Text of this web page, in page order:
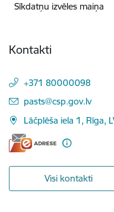
Sīkdatņu izvēles maiņa
Kontakti
+371 80000098
E-pasts:
pasts@csp.gov.lv
Lāčplēša iela 1, Rīga,
Visi kontakti